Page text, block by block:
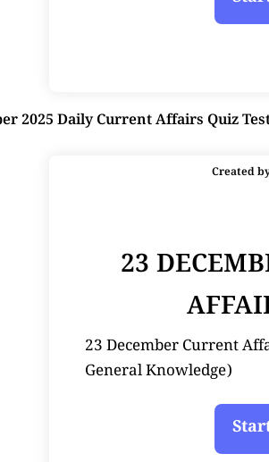
2025 Daily Current Affairs Quiz
Created
23
23 December Current
General Knowledge)